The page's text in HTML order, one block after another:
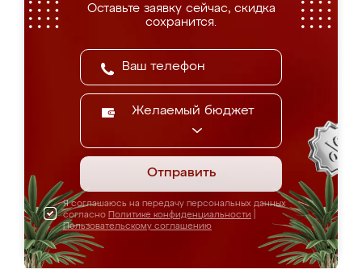
Оставьте заявку сейчас, скидка
сохранится.
Желаемый бюджет
Отправить
Я соглашаюсь на передачу персональных данных
согласно Политике конфиденциальности
Пользовательскому соглашению